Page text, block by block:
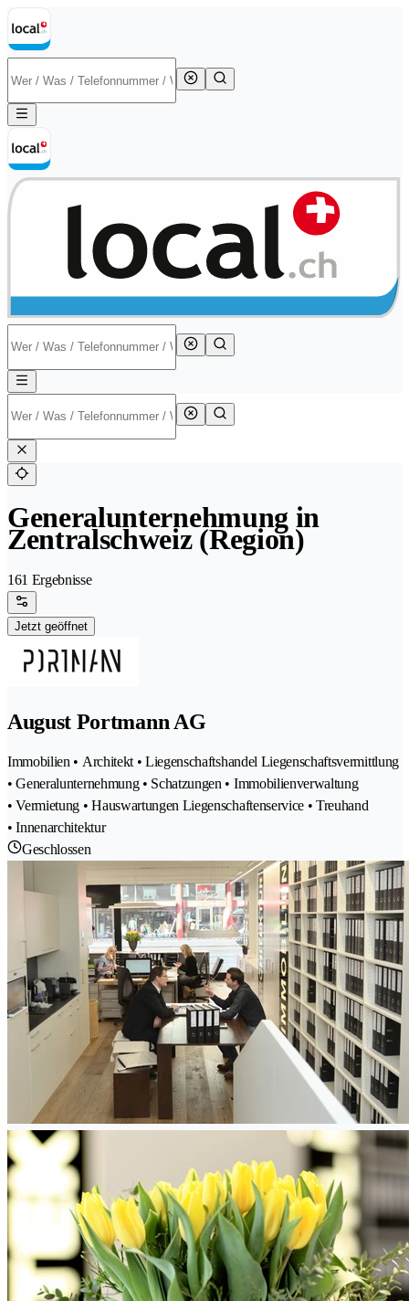
Generalunternehmung in
Zentralschweiz (Region)
161 Ergebnisse
Jetzt geöffnet
August Portmann AG
Immobilien • Architekt • Liegenschaftshandel Liegenschaftsvermittlung
• Generalunternehmung • Schatzungen • Immobilienverwaltung
• Vermietung • Hauswartungen Liegenschaftenservice • Treuhand
• Innenarchitektur
Geschlossen